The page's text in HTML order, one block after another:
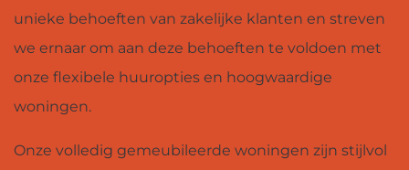
unieke behoeften van zakelijke klanten en streven
we ernaar om aan deze behoeften te voldoen met
onze flexibele huuropties en hoogwaardige
woningen.
Onze volledig gemeubileerde woningen zijn stijlvol